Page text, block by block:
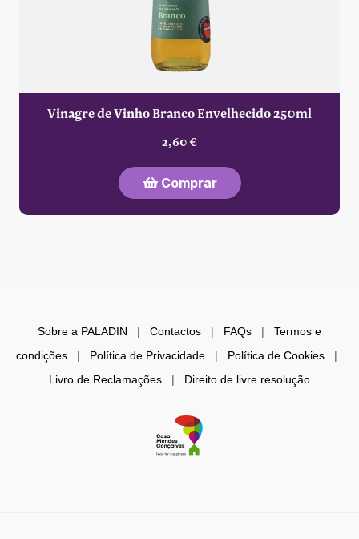
Vinagre de Vinho Branco Envelhecido 250ml
2,60 €
Comprar
Sobre a PALADIN | Contactos | FAQs | Termos e
condições| Política de Privacidade| Política de Cookies|
Livro de Reclamações | Direito de livre resolução